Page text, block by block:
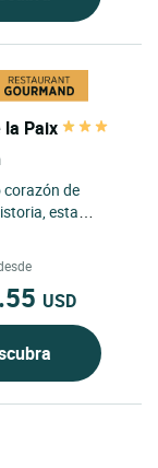
la Paix
corazón de
esta
USD